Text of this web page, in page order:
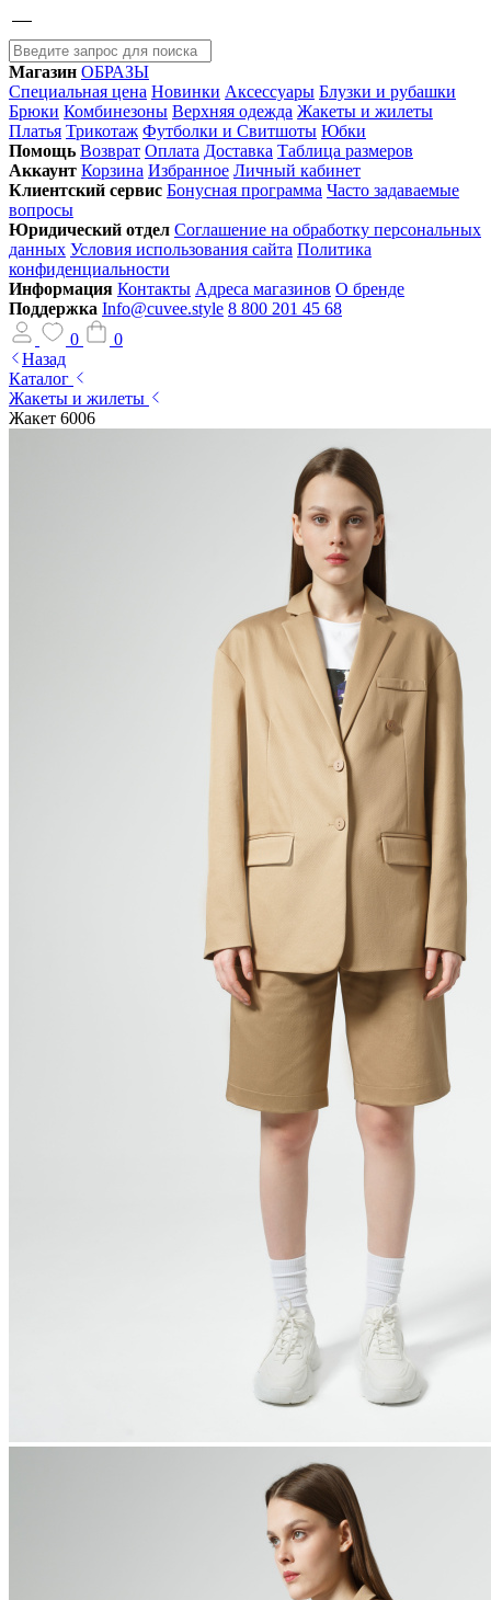
Магазин ОБРАЗЫ
Специальная цена Новинки Аксессуары Блузки и рубашки
Брюки Комбинезоны Верхняя одежда Жакеты и жилеты
Платья Трикотаж Футболки и Свитшоты Юбки
Помощь Возврат Оплата Доставка Таблица размеров
Аккаунт Корзина Избранное Личный кабинет
Клиентский сервис Бонусная программа Часто задаваемые
вопросы
Юридический отдел Соглашение на обработку персональных
данных Условия использования сайта Политика
конфиденциальности
Информация Контакты Адреса магазинов О бренде
Поддержка Info@cuvee.style 8 800 201 45 68
0
0
Назад
Каталог
Жакеты и жилеты
Жакет 6006